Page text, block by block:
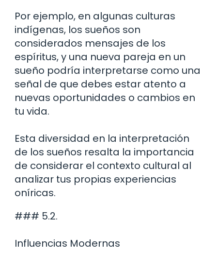
Por ejemplo, en algunas culturas
indígenas, los sueños son
considerados mensajes de los
espíritus, y una nueva pareja en un
sueño podría interpretarse como una
señal de que debes estar atento a
nuevas oportunidades o cambios en
tu vida.
Esta diversidad en la interpretación
de los sueños resalta la importancia
de considerar el contexto cultural al
analizar tus propias experiencias
oníricas.
### 5.2.
Influencias Modernas